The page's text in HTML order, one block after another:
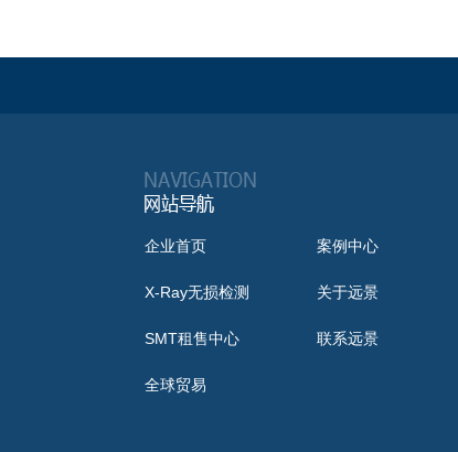
企业首页 案例中心
X-Ray无损检测 关于远景
SMT租售中心 联系远景
全球贸易